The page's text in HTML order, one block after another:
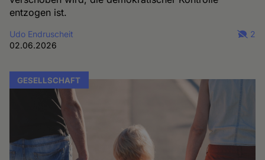
entzogen ist.
Udo Endruscheit
02.06.2026
2
GESELLSCHAFT